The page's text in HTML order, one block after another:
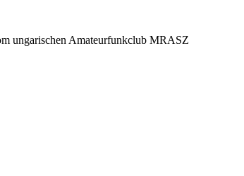
ungarischen Amateurfunkclub MRASZ